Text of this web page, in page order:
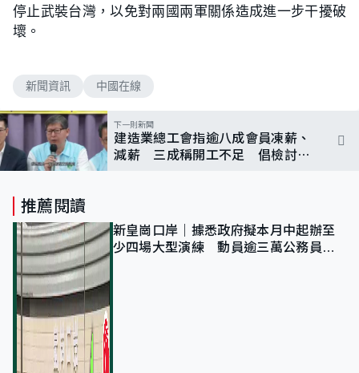
停止武裝台灣，以免對兩國兩軍關係造成進一步干擾破
壞。
新聞資訊 中國在線
下一則新聞
建造業總工會指逾八成會員凍薪、
減薪 三成稱開工不足 倡檢討外
推薦閱讀
新皇崗口岸｜據悉政府擬本月中起辦至
少四場大型演練 動員逾三萬公務員人